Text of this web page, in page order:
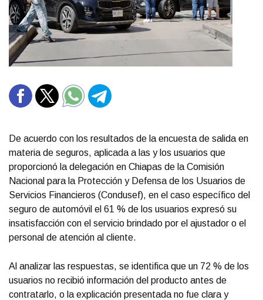
De acuerdo con los resultados de la encuesta de salida en
materia de seguros, aplicada a las y los usuarios que
proporcionó la delegación en Chiapas de la Comisión
Nacional para la Protección y Defensa de los Usuarios de
Servicios Financieros (Condusef), en el caso específico del
seguro de automóvil el 61 % de los usuarios expresó su
insatisfacción con el servicio brindado por el ajustador o el
personal de atención al cliente.
Al analizar las respuestas, se identifica que un 72 % de los
usuarios no recibió información del producto antes de
contratarlo, o la explicación presentada no fue clara y